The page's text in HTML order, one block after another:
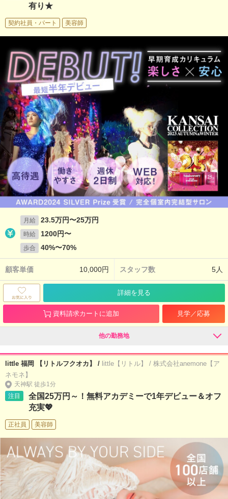
有り★
契約社員・パート 美容師
月給 23.5万円〜25万円
時給 1200円〜
歩合 40%〜70%
顧客単価 10,000円 スタッフ数 5人
詳細を見る
資料請求カートに追加 見学／応募
他の勤務地
little 福岡 【リトルフクオカ】 / little【リトル】 / 株式会社anemone【ア
ネモネ】
天神駅 徒歩1分
注目
全国25万円～！無料アカデミーで1年デビュー＆オフ
充実💖
正社員 美容師